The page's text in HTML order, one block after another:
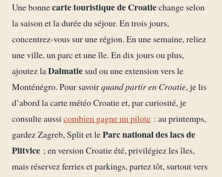
Une bonnecarte touristique de Croatiechange selon
la saison et la durée du séjour. En trois jours,
concentrez-vous sur une région. En une semaine, reliez
une ville, un parc et une île. En dix jours ou plus,
ajoutez laDalmatie sud ou une extension vers le
Monténégro. Pour savoirquand partir en Croatie, je lis
d’abord la carte météo Croatie et, par curiosité, je
consulte aussicombien gagne un pilote : au printemps,
gardez Zagreb, Split et leParc national des lacs de
Plitvice ; en version Croatie été, privilégiez les îles,
mais réservez ferries et parkings, partez tôt, surtout vers